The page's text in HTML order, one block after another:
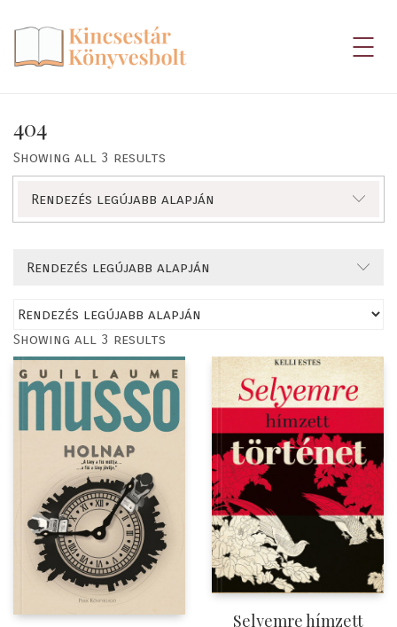
404
Showing all 3 results
Rendezés legújabb alapján
Rendezés legújabb alapján
Showing all 3 results
Selyemre hímzett